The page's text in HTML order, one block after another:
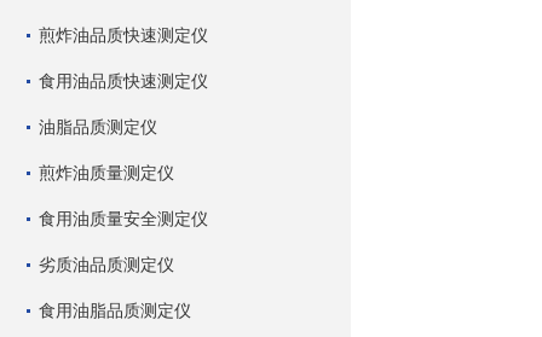
煎炸油品质快速测定仪
食用油品质快速测定仪
油脂品质测定仪
煎炸油质量测定仪
食用油质量安全测定仪
劣质油品质测定仪
食用油脂品质测定仪